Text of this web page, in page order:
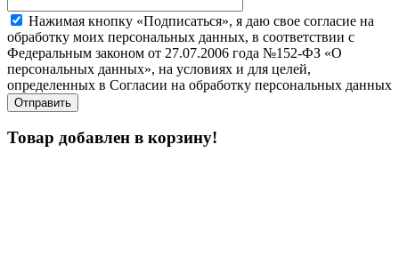
Нажимая кнопку «Подписаться», я даю свое согласие на
обработку моих персональных данных, в соответствии с
Федеральным законом от 27.07.2006 года №152-ФЗ «О
персональных данных», на условиях и для целей,
определенных в Согласии на обработку персональных данных
Товар добавлен в корзину!